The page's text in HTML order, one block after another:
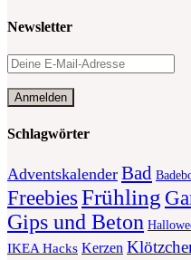
Newsletter
Schlagwörter
Adventskalender Bad
FreebiesFrühling
Gips und Beton
IKEA Hacks Kerzen